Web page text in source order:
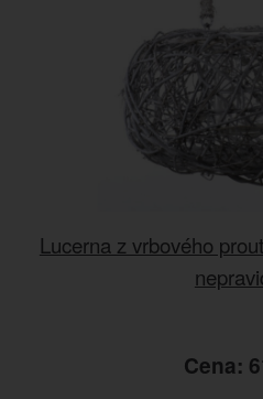
Lucerna z vrbového
Cena: